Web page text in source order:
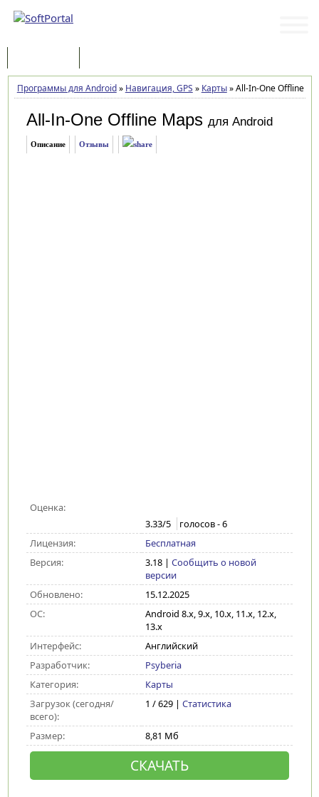
Программы для Android» Навигация, GPS » Карты»All-In-One Offline
All-In-One Offline Maps для Android
Описание Отзывы
Оценка:
3.33/5 голосов -6
Лицензия:
Бесплатная
Версия:
3.18| Сообщить о новой
версии
Обновлено:
15.12.2025
ОС:
Android 8.x, 9.x, 10.x, 11.x, 12.x,
13.x
Интерфейс:
Английский
Разработчик:
Psyberia
Категория:
Карты
Загрузок (сегодня/
всего):
1 / 629 | Статистика
Размер: 8,81 Мб
СКАЧАТЬ